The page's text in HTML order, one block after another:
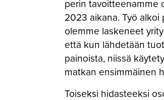
perin tavoitteenamme
2023 aikana. Työ
olemme laskeneet
että kun lähdetään
painoista, niissä
matkan ensimmäinen
Toiseksi hidasteeksi